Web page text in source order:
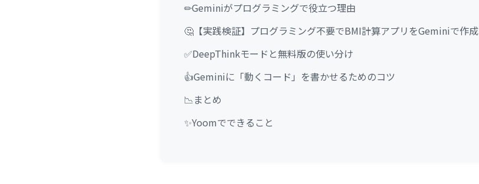
✏Geminiがプログラミングで役立つ理由
🤔【実践検証】プログラミング不要でBMI計算アプリをGeminiで作成
✅DeepThinkモードと無料版の使い分け
👍Geminiに「動くコード」を書かせるためのコツ
📉まとめ
✨Yoomでできること